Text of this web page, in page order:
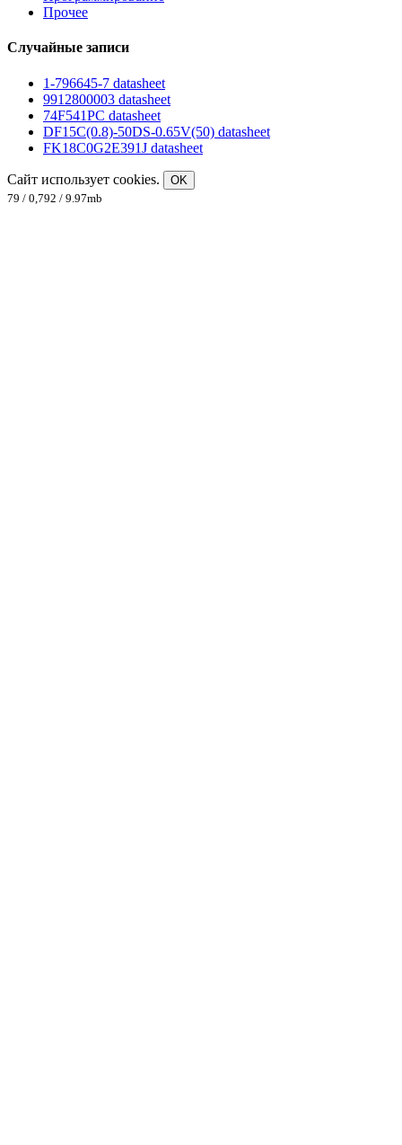
Прочее
Случайные записи
1-796645-7 datasheet
9912800003 datasheet
74F541PC datasheet
DF15C(0.8)-50DS-0.65V(50) datasheet
FK18C0G2E391J datasheet
Сайт использует cookies.
OK
79 / 0,792 / 9.97mb